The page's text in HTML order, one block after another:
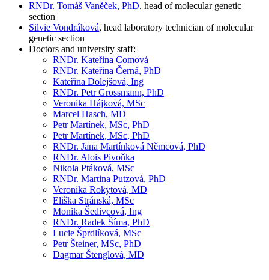
RNDr. Tomáš Vaněček, PhD, head of molecular genetic
section
Silvie Vondráková, head laboratory technician of molecular
genetic section
Doctors and university staff:
RNDr. Kateřina Comová
RNDr. Kateřina Černá, PhD
Kateřina Dolejšová, Ing
RNDr. Petr Grossmann, PhD
Veronika Hájková, MSc
Marcel Hasch, MD
Petr Martínek, MSc, PhD
Petr Martínek, MSc, PhD
RNDr. Jana Martínková Němcová, PhD
RNDr. Alois Pivoňka
Nikola Ptáková, MSc
RNDr. Martina Putzová, PhD
Veronika Rokytová, MD
Eliška Stránská, MSc
Monika Šedivcová, Ing
RNDr. Radek Šíma, PhD
Lucie Šprdlíková, MSc
Petr Šteiner, MSc, PhD
Dagmar Štenglová, MD